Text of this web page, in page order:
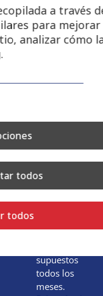
bloques y
entrenamiento
con
simulacros
prácticos,
primera
avanzando
cada
cantidad y
supuestos
todos los
meses.
a través
para
analizar cómo
todos
todos